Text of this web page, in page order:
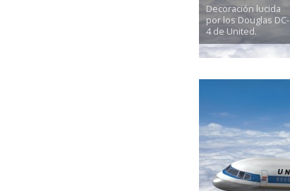
Decoración lucida
por los Douglas DC-
4 de United.